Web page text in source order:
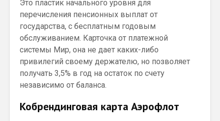
Это пластик начального уровня для
перечисления пенсионных выплат от
государства, с бесплатным годовым
обслуживанием. Карточка от платежной
системы Мир, она не дает каких-либо
привилегий своему держателю, но позволяет
получать 3,5% в год на остаток по счету
независимо от баланса.
Кобрендинговая карта Аэрофлот